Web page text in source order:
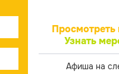
Просмотреть
Узнать
Афиша на